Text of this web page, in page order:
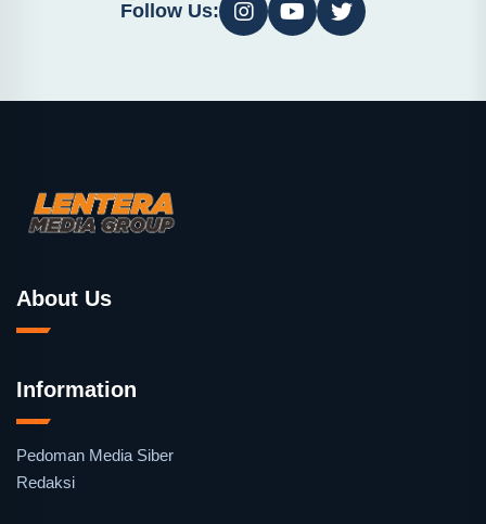
Follow Us:
About Us
Information
Pedoman Media Siber
Redaksi